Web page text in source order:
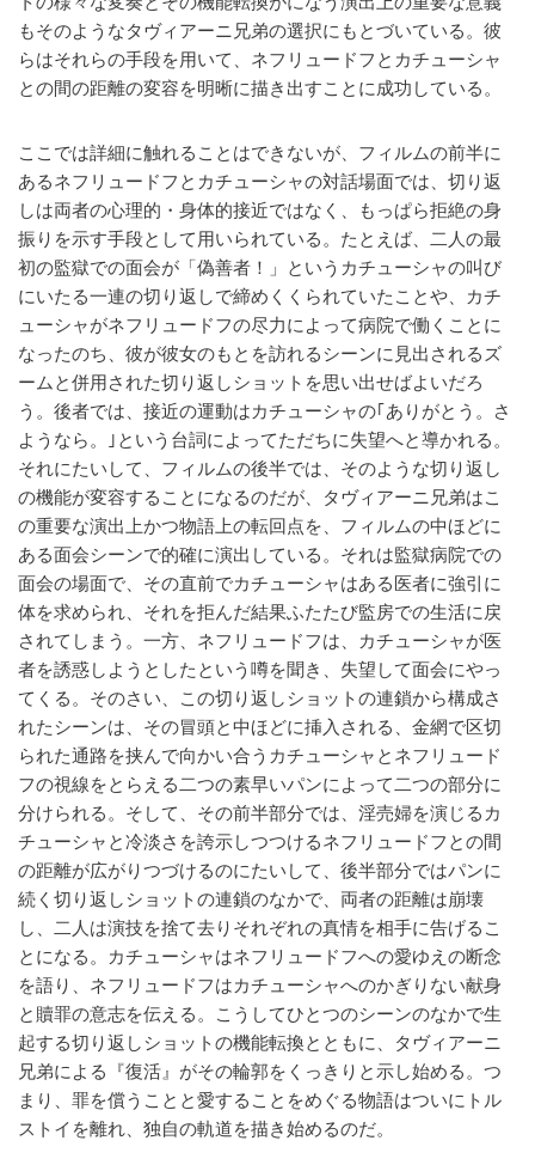
もそのようなタヴィアーニ兄弟の選択にもとづいている。彼
らはそれらの手段を用いて、ネフリュードフとカチューシャ
との間の距離の変容を明晰に描き出すことに成功している。
ここでは詳細に触れることはできないが、フィルムの前半に
あるネフリュードフとカチューシャの対話場面では、切り返
しは両者の心理的・身体的接近ではなく、もっぱら拒絶の身
振りを示す手段として用いられている。たとえば、二人の最
初の監獄での面会が「偽善者！」というカチューシャの叫び
にいたる一連の切り返しで締めくくられていたことや、カチ
ューシャがネフリュードフの尽力によって病院で働くことに
なったのち、彼が彼女のもとを訪れるシーンに見出されるズ
ームと併用された切り返しショットを思い出せばよいだろ
う。後者では、接近の運動はカチューシャの｢ありがとう。さ
ようなら。｣という台詞によってただちに失望へと導かれる。
それにたいして、フィルムの後半では、そのような切り返し
の機能が変容することになるのだが、タヴィアーニ兄弟はこ
の重要な演出上かつ物語上の転回点を、フィルムの中ほどに
ある面会シーンで的確に演出している。それは監獄病院での
面会の場面で、その直前でカチューシャはある医者に強引に
体を求められ、それを拒んだ結果ふたたび監房での生活に戻
されてしまう。一方、ネフリュードフは、カチューシャが医
者を誘惑しようとしたという噂を聞き、失望して面会にやっ
てくる。そのさい、この切り返しショットの連鎖から構成さ
れたシーンは、その冒頭と中ほどに挿入される、金網で区切
られた通路を挟んで向かい合うカチューシャとネフリュード
フの視線をとらえる二つの素早いパンによって二つの部分に
分けられる。そして、その前半部分では、淫売婦を演じるカ
チューシャと冷淡さを誇示しつつけるネフリュードフとの間
の距離が広がりつづけるのにたいして、後半部分ではパンに
続く切り返しショットの連鎖のなかで、両者の距離は崩壊
し、二人は演技を捨て去りそれぞれの真情を相手に告げるこ
とになる。カチューシャはネフリュードフへの愛ゆえの断念
を語り、ネフリュードフはカチューシャへのかぎりない献身
と贖罪の意志を伝える。こうしてひとつのシーンのなかで生
起する切り返しショットの機能転換とともに、タヴィアーニ
兄弟による『復活』がその輪郭をくっきりと示し始める。つ
まり、罪を償うことと愛することをめぐる物語はついにトル
ストイを離れ、独自の軌道を描き始めるのだ。